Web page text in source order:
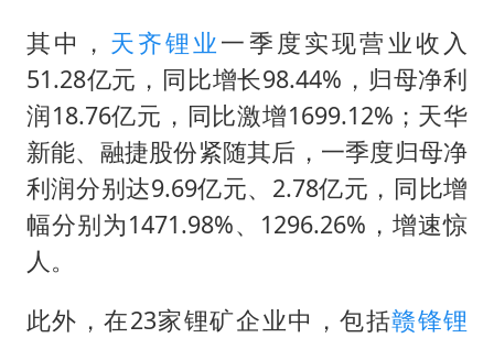
其中， 天齐锂业一季度实现营业收入
51.28亿元，同比增长98.44%，归母净利
润18.76亿元，同比激增1699.12%；天华
新能、融捷股份紧随其后，一季度归母净
利润分别达9.69亿元、2.78亿元，同比增
幅分别为1471.98%、1296.26%，增速惊
人。
此外，在23家锂矿企业中，包括赣锋锂